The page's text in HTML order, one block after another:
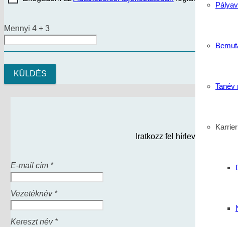
Tanév
Karrier
Mennyi 4 + 3
Iratkozz fel hírlevelünkre,
E-mail cím *
Vezetéknév *
Kereszt név *